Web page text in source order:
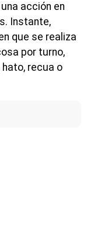
acción en
Instante,
que se realiza
por turno,
hato, recua o